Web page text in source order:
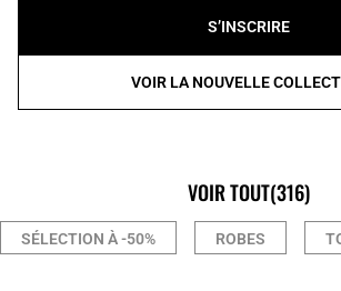
S’INSCRIRE
VOIR LA NOUVELLE
VOIR TOUT(316)
SÉLECTION À -50% ROBES